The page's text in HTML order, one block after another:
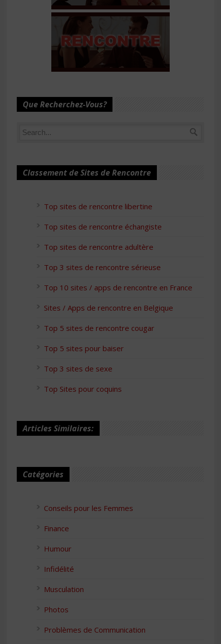
Que Recherchez-Vous?
Classement de Sites de Rencontre
Top sites de rencontre libertine
Top sites de rencontre échangiste
Top sites de rencontre adultère
Top 3 sites de rencontre sérieuse
Top 10 sites / apps de rencontre en France
Sites / Apps de rencontre en Belgique
Top 5 sites de rencontre cougar
Top 5 sites pour baiser
Top 3 sites de sexe
Top Sites pour coquins
Articles Similaires:
Catégories
Conseils pour les Femmes
Finance
Humour
Infidélité
Musculation
Photos
Problèmes de Communication